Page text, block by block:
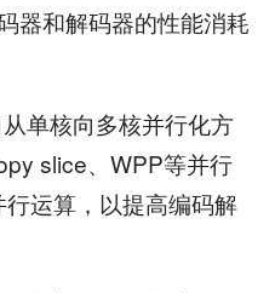
器和解码器的性能消耗
单核向多核并行化方
slice、WPP等并行
运算，以提高编码解